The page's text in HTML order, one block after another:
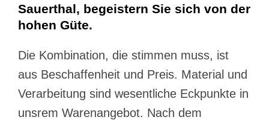
Sauerthal, begeistern Sie sich von der
hohen Güte.
Die Kombination, die stimmen muss, ist
aus Beschaffenheit und Preis. Material und
Verarbeitung sind wesentliche Eckpunkte in
unsrem Warenangebot. Nach dem